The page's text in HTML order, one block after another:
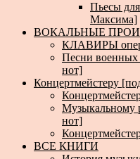
Пьесы
Максима]
ВОКАЛЬНЫЕ
КЛАВИРЫ опер
Песни военных
нот]
Концертмейстеру
Музыкальному
нот]
ВСЕ КНИГИ